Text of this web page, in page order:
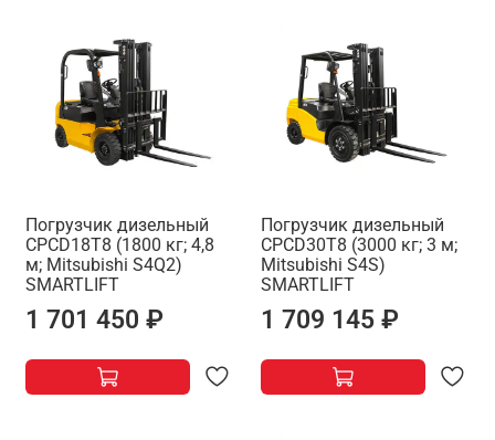
Погрузчик дизельный
CPCD18T8 (1800 кг; 4,8
м; Mitsubishi S4Q2)
SMARTLIFT
1 701 450 ₽
Погрузчик дизельный
CPCD30T8 (3000 кг; 3 м;
Mitsubishi S4S)
SMARTLIFT
1 709 145 ₽